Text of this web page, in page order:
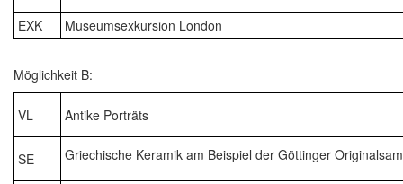
EXK
Museumsexkursion London
Möglichkeit B:
VL Antike Porträts
SE Griechische Keramik am Beispiel der Göttinger